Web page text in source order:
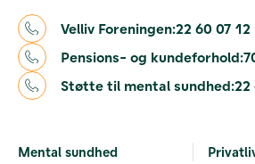
Velliv Foreningen:22 60 07 12
Pensions- og kundeforhold:
Støtte til mental sundhed:22
Mental sundhed